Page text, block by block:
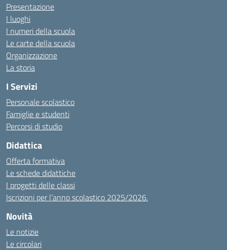
Presentazione
I luoghi
I numeri della scuola
Le carte della scuola
Organizzazione
La storia
I Servizi
Personale scolastico
Famiglie e studenti
Percorsi di studio
Didattica
Offerta formativa
Le schede didattiche
I progetti delle classi
Iscrizioni per l’anno scolastico 2025/2026.
Novità
Le notizie
Le circolari